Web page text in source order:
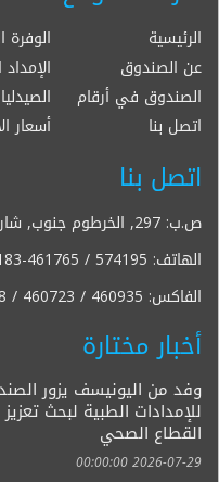
الرئيسية الوفرة
عن الصندوق
الصندوق في أرقام
اتصل بنا
أسعار
اتصل بنا
ص.ب: 297, الخرطوم جنوب, شارع الحرية, الخرطوم, السودان
الهاتف: 461765 / 574195
الفاكس: / 460723 / 460935
أخبار مختارة
وفد من اليونيسف يزور
للإمدادات الطبية لبحث
القطاع الصحي
2026-07-29 00:00:00